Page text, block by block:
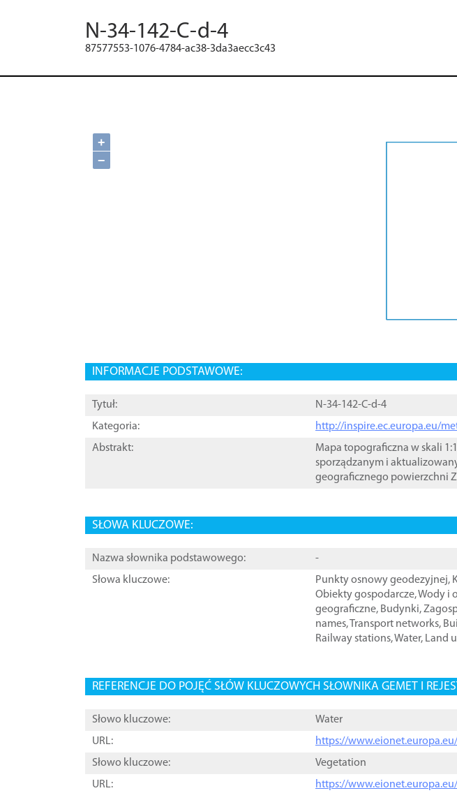
N-34-142-C-d-4
87577553-1076-4784-ac38-3da3aecc3c43
+
−
INFORMACJE PODSTAWOWE:
Tytuł:
N-34-142-C-d-4
Kategoria:
http://inspire.ec.europa.eu/
Abstrakt:
Mapa topograficzna w skali
sporządzanym i
geograficznego powierzchni
SŁOWA KLUCZOWE:
Nazwa słownika podstawowego:
-
Słowa kluczowe:
Punkty osnowy geodezyjnej,
Obiekty gospodarcze,Wody i
geograficzne, Budynki,
names,Transport networks,
Railway stations,Water, Land
REFERENCJE DO POJĘĆ SŁÓW KLUCZOWYCH SŁOWNIKA GEMET I
Słowo kluczowe:
Water
URL:
https://
Słowo kluczowe:
Vegetation
URL:
https://